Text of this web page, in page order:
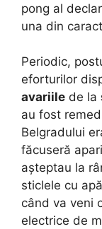
pong al
una din
Periodic,
eforturilor
avariile de la
au fost
Belgradului
făcuseră
așteptau la
sticlele cu
când va veni
electrice de